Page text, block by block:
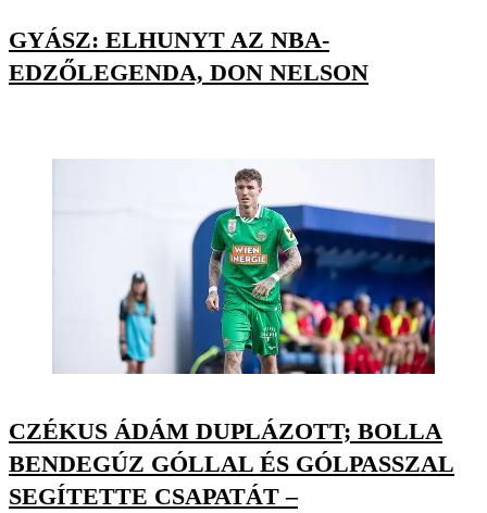
GYÁSZ: ELHUNYT AZ NBA-
EDZŐLEGENDA, DON NELSON
CZÉKUS ÁDÁM DUPLÁZOTT; BOLLA
BENDEGÚZ GÓLLAL ÉS GÓLPASSZAL
SEGÍTETTE CSAPATÁT –